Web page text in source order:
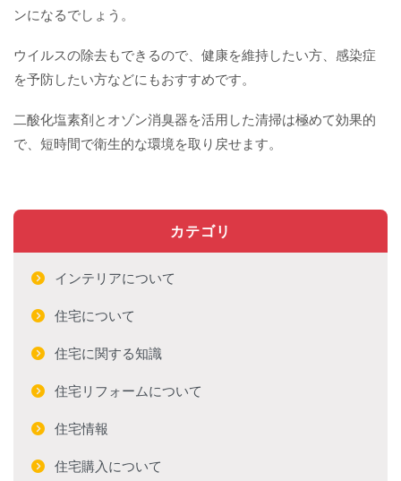
ンになるでしょう。
ウイルスの除去もできるので、健康を維持したい方、感染症
を予防したい方などにもおすすめです。
二酸化塩素剤とオゾン消臭器を活用した清掃は極めて効果的
で、短時間で衛生的な環境を取り戻せます。
カテゴリ
インテリアについて
住宅について
住宅に関する知識
住宅リフォームについて
住宅情報
住宅購入について